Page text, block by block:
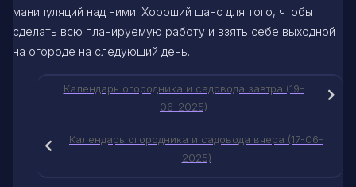
манипуляций над ними. Хороший шанс для того, чтобы
сделать всю планируемую работу и взять себе выходной
на огороде на следующий день.
Календарь огородника и садовода завтра (19-
06-2025)
Календарь огородника и садовода вчера (17-06-
2025)